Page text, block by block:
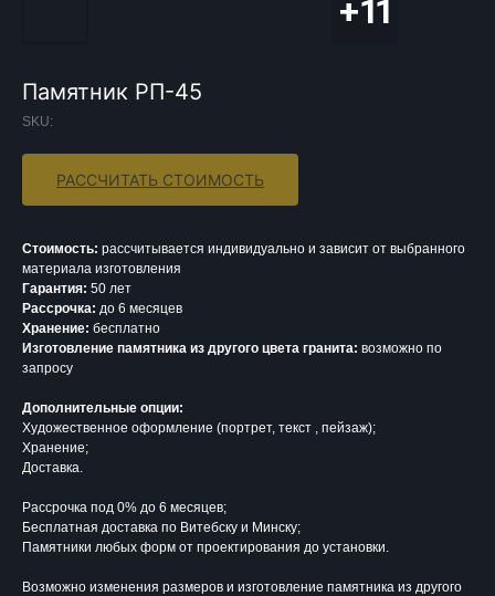
Памятник РП-45
SKU:
РАССЧИТАТЬ СТОИМОСТЬ
Стоимость: рассчитывается индивидуально и зависит от выбранного
материала изготовления
Гарантия: 50 лет
Рассрочка: до 6 месяцев
Хранение: бесплатно
Изготовление памятника из другого цвета гранита: возможно по
запросу
Дополнительные опции:
Художественное оформление (портрет, текст , пейзаж);
Хранение;
Доставка.
Рассрочка под 0% до 6 месяцев;
Бесплатная доставка по Витебску и Минску;
Памятники любых форм от проектирования до установки.
Возможно изменения размеров и изготовление памятника из другого